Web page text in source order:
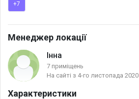
https://www.instagram.com/deamor.ua?
+7
Менеджер локації
Інна
7 приміщень
На сайті з 4-го листопада 2020
Характеристики